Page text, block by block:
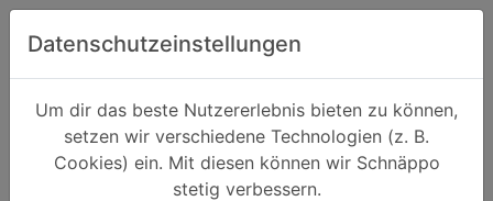
Zum Hauptinhalt springen
Datenschutzeinstellungen
Um dir das beste Nutzererlebnis bieten zu können,
setzen wir verschiedene Technologien (z. B.
Cookies) ein. Mit diesen können wir Schnäppo
stetig verbessern.
Suchen
Schnäppchen Haushalt und Garten